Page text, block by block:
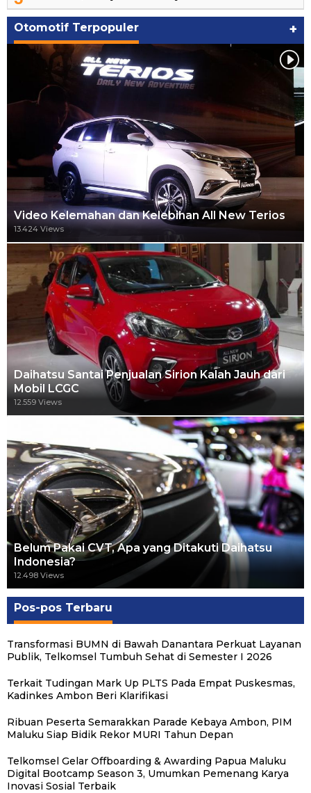
Otomotif Terpopuler +
Video Kelemahan dan Kelebihan All New Terios
13.424 Views
Daihatsu Santai Penjualan Sirion Kalah Jauh dari
Mobil LCGC
12.559 Views
Belum Pakai CVT, Apa yang Ditakuti Daihatsu
Indonesia?
12.498 Views
Pos-pos Terbaru
Transformasi BUMN di Bawah Danantara Perkuat Layanan
Publik, Telkomsel Tumbuh Sehat di Semester I 2026
Terkait Tudingan Mark Up PLTS Pada Empat Puskesmas,
Kadinkes Ambon Beri Klarifikasi
Ribuan Peserta Semarakkan Parade Kebaya Ambon, PIM
Maluku Siap Bidik Rekor MURI Tahun Depan
Telkomsel Gelar Offboarding & Awarding Papua Maluku
Digital Bootcamp Season 3, Umumkan Pemenang Karya
Inovasi Sosial Terbaik